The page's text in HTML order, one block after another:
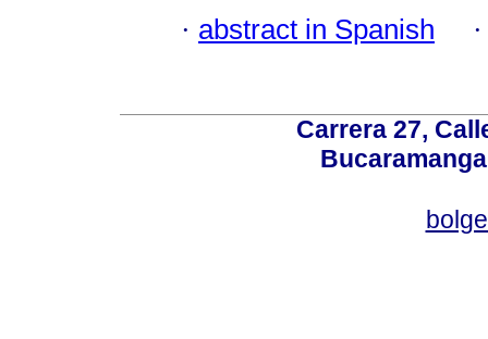
· abstract in Spanish
Carrera 27,